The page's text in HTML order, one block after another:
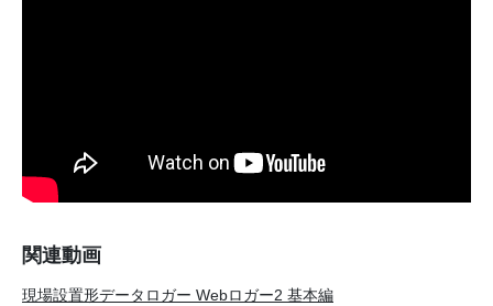
関連動画
現場設置形データロガー Webロガー2 基本編